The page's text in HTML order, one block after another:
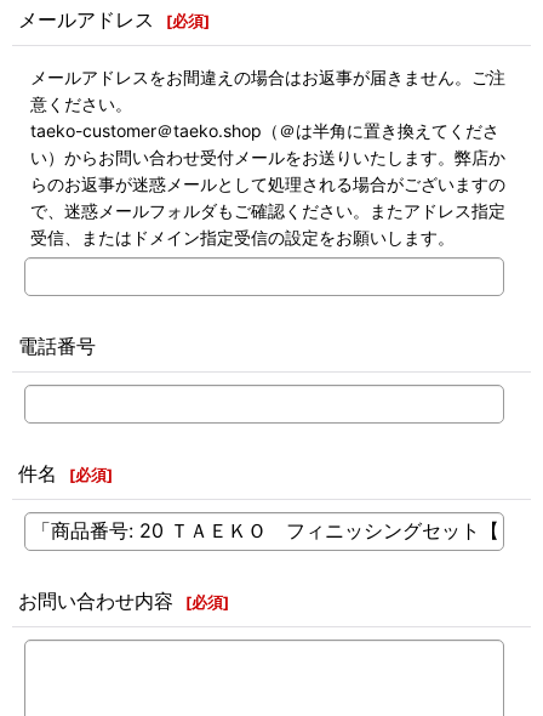
メールアドレス [必須]
メールアドレスをお間違えの場合はお返事が届きません。ご注
意ください。
taeko-customer＠taeko.shop（＠は半角に置き換えてくださ
い）からお問い合わせ受付メールをお送りいたします。弊店か
らのお返事が迷惑メールとして処理される場合がございますの
で、迷惑メールフォルダもご確認ください。またアドレス指定
受信、またはドメイン指定受信の設定をお願いします。
電話番号
件名 [必須]
お問い合わせ内容 [必須]